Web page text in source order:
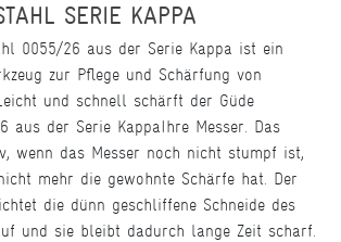
SERIE KAPPA
0055/26 aus der Serie Kappa ist ein
zur Pflege und Schärfung von
und schnell schärft der Güde
aus der Serie KappaIhre Messer. Das
wenn das Messer noch nicht stumpf ist,
mehr die gewohnte Schärfe hat. Der
die dünn geschliffene Schneide des
und sie bleibt dadurch lange Zeit scharf.